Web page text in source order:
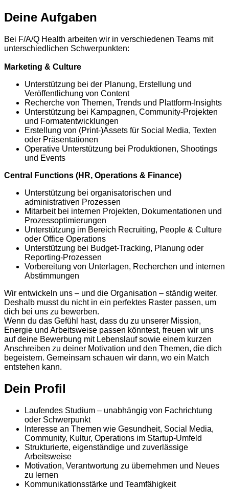
Deine Aufgaben
Bei F/A/Q Health arbeiten wir in verschiedenen Teams mit
unterschiedlichen Schwerpunkten:
Marketing & Culture
Unterstützung bei der Planung, Erstellung und
Veröffentlichung von Content
Recherche von Themen, Trends und Plattform-Insights
Unterstützung bei Kampagnen, Community-Projekten
und Formatentwicklungen
Erstellung von (Print-)Assets für Social Media, Texten
oder Präsentationen
Operative Unterstützung bei Produktionen, Shootings
und Events
Central Functions (HR, Operations & Finance)
Unterstützung bei organisatorischen und
administrativen Prozessen
Mitarbeit bei internen Projekten, Dokumentationen und
Prozessoptimierungen
Unterstützung im Bereich Recruiting, People & Culture
oder Office Operations
Unterstützung bei Budget-Tracking, Planung oder
Reporting-Prozessen
Vorbereitung von Unterlagen, Recherchen und internen
Abstimmungen
Wir entwickeln uns – und die Organisation – ständig weiter.
Deshalb musst du nicht in ein perfektes Raster passen, um
dich bei uns zu bewerben.
Wenn du das Gefühl hast, dass du zu unserer Mission,
Energie und Arbeitsweise passen könntest, freuen wir uns
auf deine Bewerbung mit Lebenslauf sowie einem kurzen
Anschreiben zu deiner Motivation und den Themen, die dich
begeistern. Gemeinsam schauen wir dann, wo ein Match
entstehen kann.
Dein Profil
Laufendes Studium – unabhängig von Fachrichtung
oder Schwerpunkt
Interesse an Themen wie Gesundheit, Social Media,
Community, Kultur, Operations im Startup-Umfeld
Strukturierte, eigenständige und zuverlässige
Arbeitsweise
Motivation, Verantwortung zu übernehmen und Neues
zu lernen
Kommunikationsstärke und Teamfähigkeit